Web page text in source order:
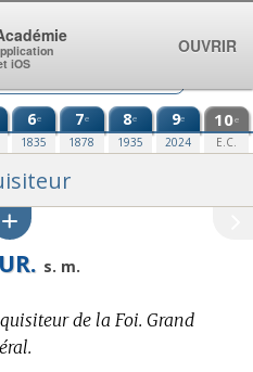
6e
1835
7e
1878
8e
1935
9e
2024
10e
E.C.
s. m.
de la Foi. Grand
iOS
OUVRIR